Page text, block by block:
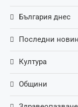
България днес
Последни
Култура
Общини